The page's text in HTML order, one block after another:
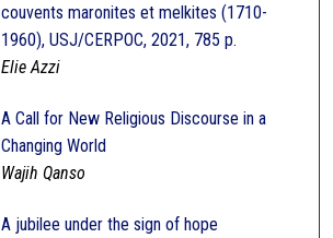
couvents maronites et melkites (1710-
1960), USJ/CERPOC, 2021, 785 p.
Elie Azzi
A Call for New Religious Discourse in a
Changing World
Wajih Qanso
A jubilee under the sign of hope